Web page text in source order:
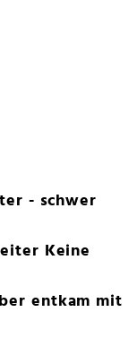
- schwer
Keine
entkam mit